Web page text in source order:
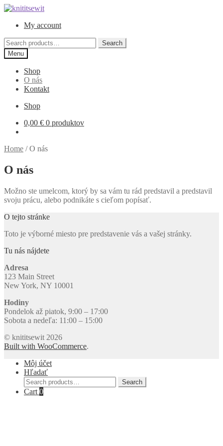
Preskočiť
navigáciu
Preskočiť
obsah
My account
Search
for:
Search
Menu
Shop
O nás
Kontakt
Shop
0,00 € 0 produktov
Home /O nás
O nás
Možno ste umelcom, ktorý by sa vám tu rád predstavil a predstavil
svoju prácu, alebo podnikáte s cieľom popísať.
O tejto stránke
Toto je výborné miesto pre predstavenie vás a vašej stránky.
Tu nás nájdete
Adresa
123 Main Street
New York, NY 10001
Hodiny
Pondelok až piatok, 9:00 – 17:00
Sobota a nedeľa: 11:00 – 15:00
© knititsewit 2026
Built with WooCommerce.
Môj účet
Hľadať
Search
for:
Search
Cart 0